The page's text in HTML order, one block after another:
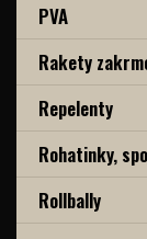
PVA
Rakety
Repelenty
Rohatinky,
Rollbally